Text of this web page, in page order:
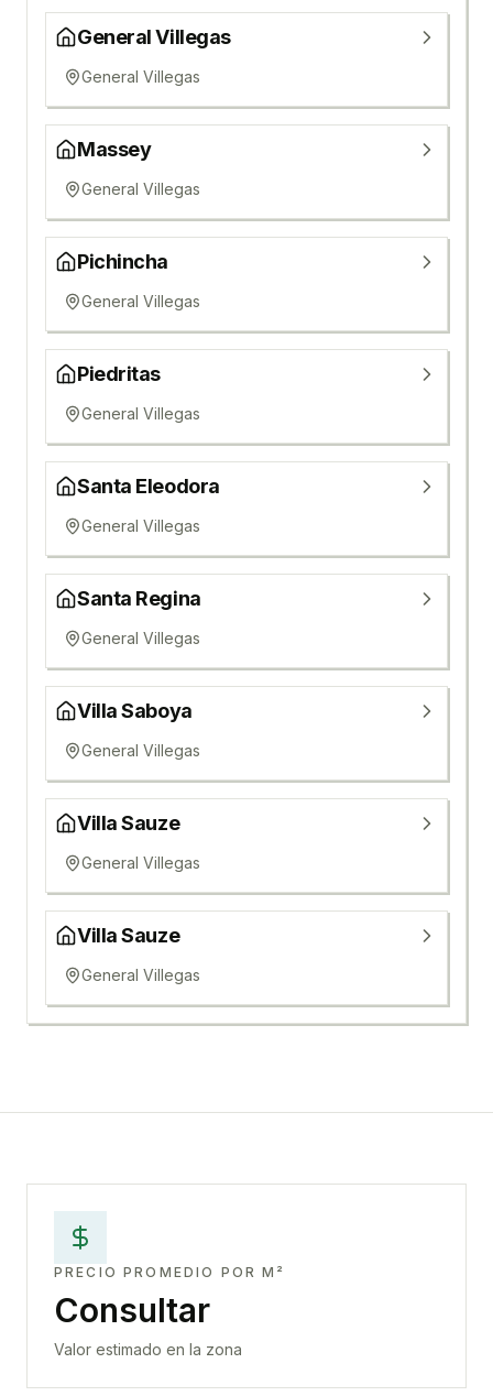
General Villegas
General Villegas
Massey
General Villegas
Pichincha
General Villegas
Piedritas
General Villegas
Santa Eleodora
General Villegas
Santa Regina
General Villegas
Villa Saboya
General Villegas
Villa Sauze
General Villegas
Villa Sauze
General Villegas
PRECIO PROMEDIO POR M²
Consultar
Valor estimado en la zona